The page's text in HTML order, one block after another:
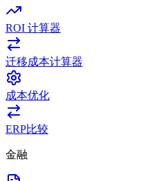
ROI 计算器
迁移成本计算器
成本优化
ERP比较
金融